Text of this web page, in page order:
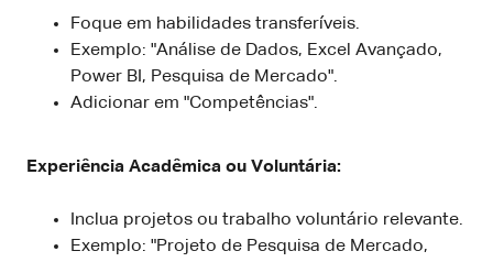
Foque em habilidades transferíveis.
Exemplo: "Análise de Dados, Excel Avançado,
Power BI, Pesquisa de Mercado".
Adicionar em "Competências".
Experiência Acadêmica ou Voluntária:
Inclua projetos ou trabalho voluntário relevante.
Exemplo: "Projeto de Pesquisa de Mercado,